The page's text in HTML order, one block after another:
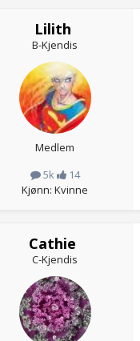
Lilith
B-Kjendis
Medlem
5k
14
Kjønn: Kvinne
Cathie
C-Kjendis